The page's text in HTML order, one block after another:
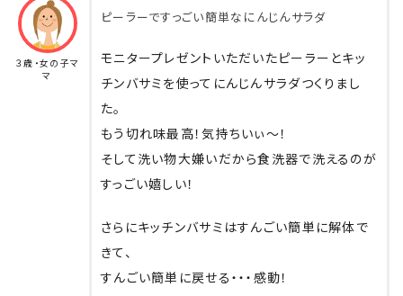
３歳・女の子マ
マ
ピーラーですっごい簡単なにんじんサラダ
モニタープレゼントいただいたピーラーとキッ
チンバサミを使ってにんじんサラダつくりまし
た。
もう切れ味最高！気持ちいぃ～！
そして洗い物大嫌いだから食洗器で洗えるのが
すっごい嬉しい！
さらにキッチンバサミはすんごい簡単に解体で
きて、
すんごい簡単に戻せる・・・感動！